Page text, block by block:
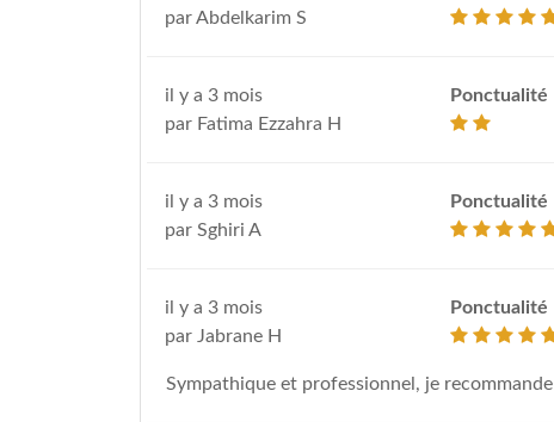
par Abdelkarim S
il y a 3 mois
par Fatima Ezzahra H
Ponctualité
il y a 3 mois
par Sghiri A
Ponctualité
il y a 3 mois
par Jabrane H
Ponctualité
Sympathique et professionnel, je recommande